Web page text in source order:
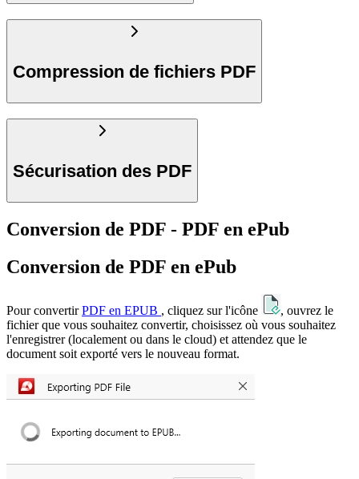
Compression de fichiers PDF
Sécurisation des PDF
Conversion de PDF - PDF en ePub
Conversion de PDF en ePub
Pour convertirPDF en EPUB , cliquez sur l'icône
, ouvrez le
fichier que vous souhaitez convertir, choisissez où vous souhaitez
l'enregistrer (localement ou dans le cloud) et attendez que le
document soit exporté vers le nouveau format.